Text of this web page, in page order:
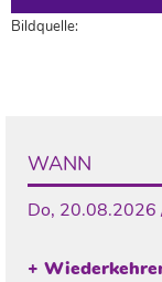
Bildquelle:
WANN
Do,
+